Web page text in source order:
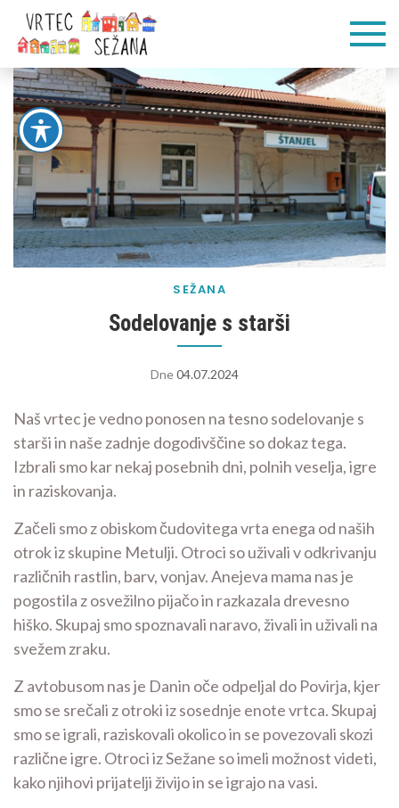
Skip
content
Sežana
Veliko pogumnih
SEŽANA
Sodelovanje s starši
Dne04.07.2024
Naš vrtec je vedno ponosen na tesno sodelovanje s
starši in naše zadnje dogodivščine so dokaz tega.
Izbrali smo kar nekaj posebnih dni, polnih veselja, igre
in raziskovanja.
Začeli smo z obiskom čudovitega vrta enega od naših
otrok iz skupine Metulji. Otroci so uživali v odkrivanju
različnih rastlin, barv, vonjav. Anejeva mama nas je
pogostila z osvežilno pijačo in razkazala drevesno
hiško. Skupaj smo spoznavali naravo, živali in uživali na
svežem zraku.
Z avtobusom nas je Danin oče odpeljal do Povirja, kjer
smo se srečali z otroki iz sosednje enote vrtca. Skupaj
smo se igrali, raziskovali okolico in se povezovali skozi
različne igre. Otroci iz Sežane so imeli možnost videti,
kako njihovi prijatelji živijo in se igrajo na vasi.